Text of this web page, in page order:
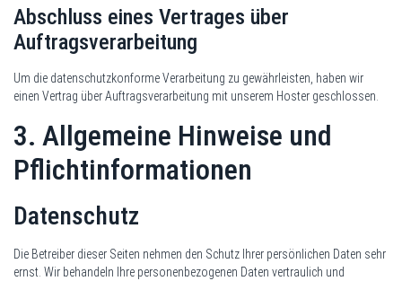
Abschluss eines Vertrages über
Auftragsverarbeitung
Um die datenschutzkonforme Verarbeitung zu gewährleisten, haben wir
einen Vertrag über Auftragsverarbeitung mit unserem Hoster geschlossen.
3. Allgemeine Hinweise und
Pflicht­informationen
Datenschutz
Die Betreiber dieser Seiten nehmen den Schutz Ihrer persönlichen Daten sehr
ernst. Wir behandeln Ihre personenbezogenen Daten vertraulich und